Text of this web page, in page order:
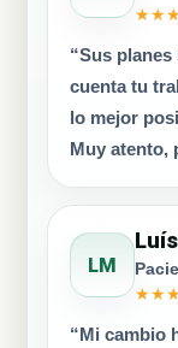
“Sus
cuenta tu
lo mejor
Muy atento,
LM
“Mi cambio